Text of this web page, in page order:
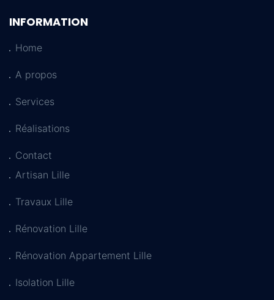
INFORMATION
Home
A propos
Services
Réalisations
Contact
Artisan Lille
Travaux Lille
Rénovation Lille
Rénovation Appartement Lille
Isolation Lille